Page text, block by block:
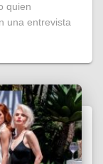
quien
una entrevista